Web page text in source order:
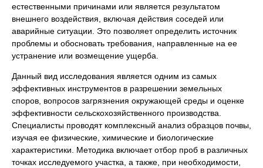
естественными причинами или является результатом
внешнего воздействия, включая действия соседей или
аварийные ситуации. Это позволяет определить источник
проблемы и обосновать требования, направленные на ее
устранение или возмещение ущерба.
Данный вид исследования является одним из самых
эффективных инструментов в разрешении земельных
споров, вопросов загрязнения окружающей среды и оценке
эффективности сельскохозяйственного производства.
Специалисты проводят комплексный анализ образцов почвы,
изучая ее физические, химические и биологические
характеристики. Методика включает отбор проб в различных
точках исследуемого участка, а также, при необходимости,